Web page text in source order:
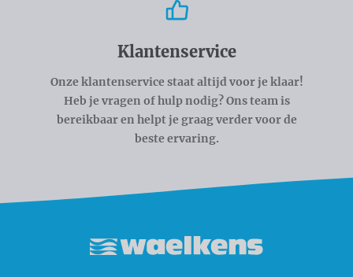
Klantenservice
Onze klantenservice staat altijd voor je klaar!
Heb je vragen of hulp nodig? Ons team is
bereikbaar en helpt je graag verder voor de
beste ervaring.